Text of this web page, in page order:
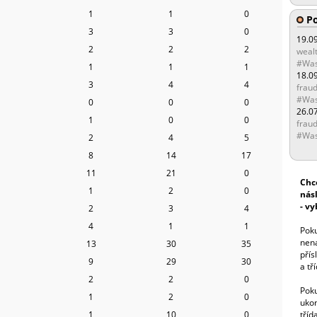
1
1
0
3
3
0
2
2
2
1
1
1
3
4
4
0
0
0
1
0
0
2
4
5
8
14
17
11
21
0
1
2
0
2
3
4
4
1
1
13
30
35
9
29
30
2
2
0
1
2
0
1
10 0
-
a